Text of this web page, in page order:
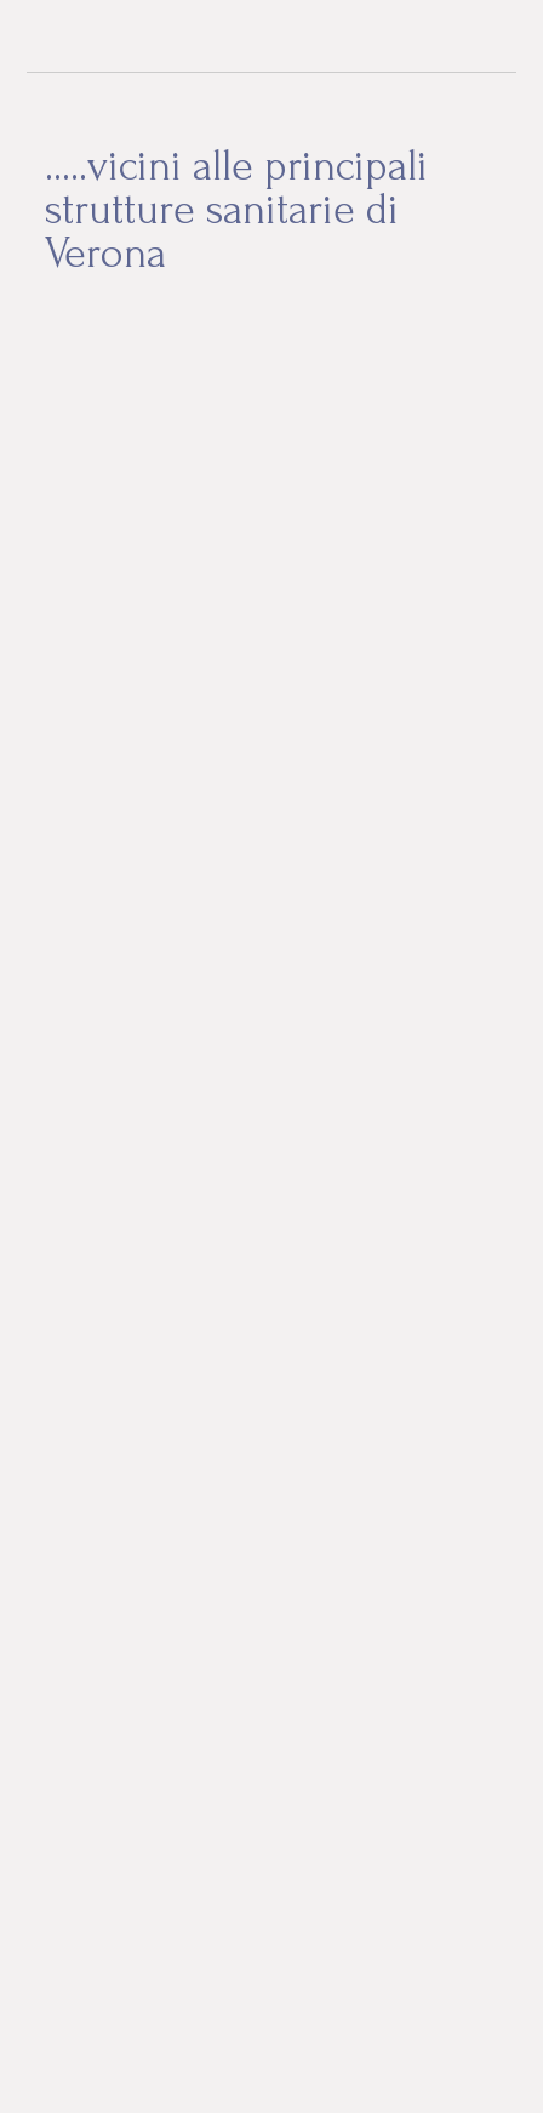
.....vicini alle principali
strutture sanitarie di
Verona